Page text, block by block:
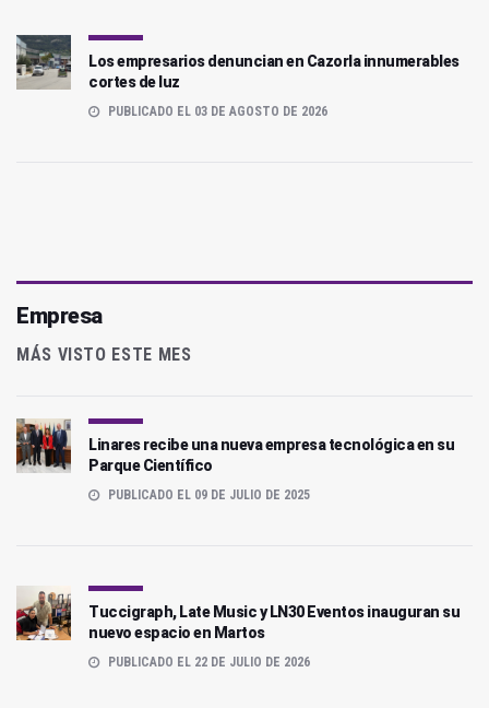
Los empresarios denuncian en Cazorla innumerables
cortes de luz
PUBLICADO EL 03 DE AGOSTO DE 2026
Empresa
MÁS VISTO ESTE MES
Linares recibe una nueva empresa tecnológica en su
Parque Científico
PUBLICADO EL 09 DE JULIO DE 2025
Tuccigraph, Late Music y LN30 Eventos inauguran su
nuevo espacio en Martos
PUBLICADO EL 22 DE JULIO DE 2026